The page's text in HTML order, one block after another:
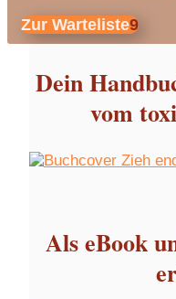
Zur Warteliste
Dein
vom
Als eBook